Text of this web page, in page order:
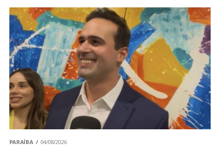
PARAÍBA 04/08/2026